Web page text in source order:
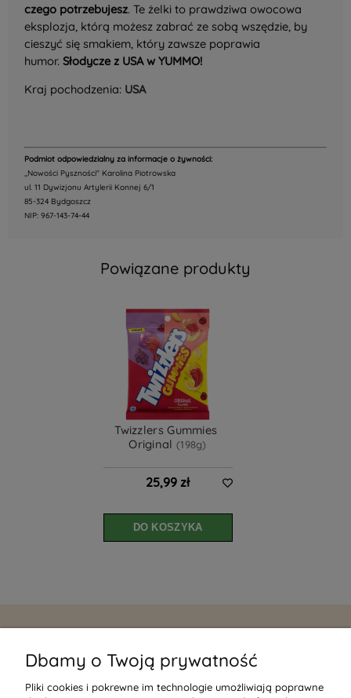
czego potrzebujesz. Te żelki to prawdziwa owocowa
eksplozja, którą możesz zabrać ze sobą wszędzie, by
cieszyć się smakiem, który zawsze poprawia
humor.Słodycze z USA w YUMMO!
Kraj pochodzenia: USA
Podmiot odpowiedzialny za informacje o żywności:
,,Nowości Pyszności" Karolina Piotrowska
ul. 11 Dywizjonu Artylerii Konnej 6/1
85-324 Bydgoszcz
NIP: 967-143-74-44
Powiązane produkty
Twizzlers Gummies
Original (198g)
25,99 zł
DO KOSZYKA
PŁATNOŚCI I DOSTAWA
Dbamy o Twoją prywatność
Pliki cookies i pokrewne im technologie umożliwiają poprawne